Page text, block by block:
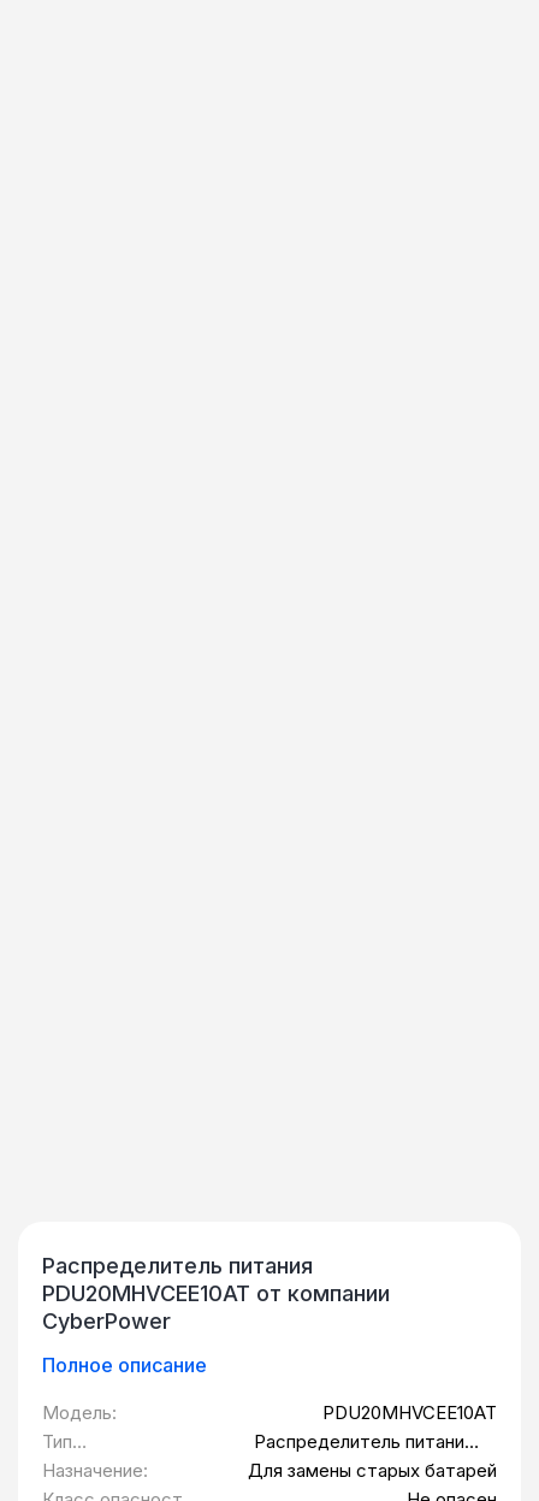
Распределитель питания
PDU20MHVCEE10AT от компании
CyberPower
Полное описание
Модель:
PDU20MHVCEE10AT
Тип
оборудования:
Распределитель питания/
Блок розеток
Назначение:
Для замены старых батарей